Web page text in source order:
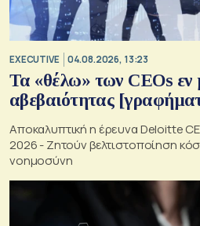
EXECUTIVE 04.08.2026, 13:23
Τα «θέλω» των CEOs εν
αβεβαιότητας
Αποκαλυπτική η έρευνα Deloitte
2026 - Ζητούν βελτιστοποίηση
νοημοσύνη